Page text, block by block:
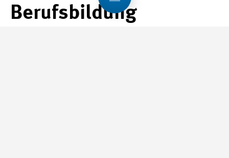
Berufsbildung